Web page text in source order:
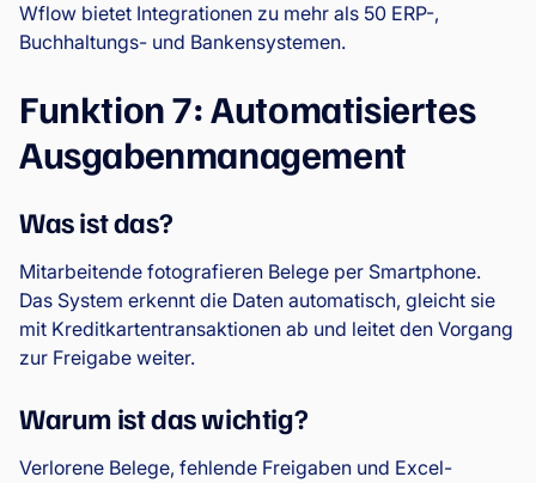
Wflow bietet Integrationen zu mehr als 50 ERP-,
Buchhaltungs- und Bankensystemen.
Funktion 7: Automatisiertes
Ausgabenmanagement
Was ist das?
Mitarbeitende fotografieren Belege per Smartphone.
Das System erkennt die Daten automatisch, gleicht sie
mit Kreditkartentransaktionen ab und leitet den Vorgang
zur Freigabe weiter.
Warum ist das wichtig?
Verlorene Belege, fehlende Freigaben und Excel-